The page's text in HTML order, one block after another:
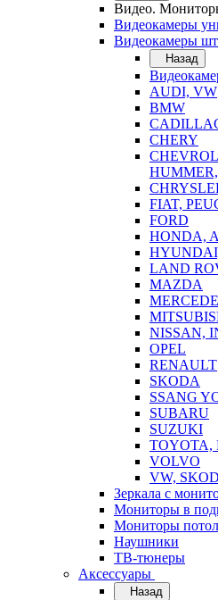
Видео.
Видеокамеры
Видеокамеры
Назад
AUDI, VW
BMW
CHERY
FIAT,
FORD
HONDA,
LAND
MAZDA
NISSAN,
OPEL
RENAULT
SKODA
SSANG
SUBARU
SUZUKI
TOYOTA,
VOLVO
VW,
Зеркала с
Мониторы в
Мониторы
Наушники
ТВ-тюнеры
Аксессуары
Назад